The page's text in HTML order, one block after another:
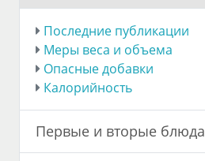
Последние публикации
Меры веса и объема
Опасные добавки
Калорийность
Первые и вторые блюда